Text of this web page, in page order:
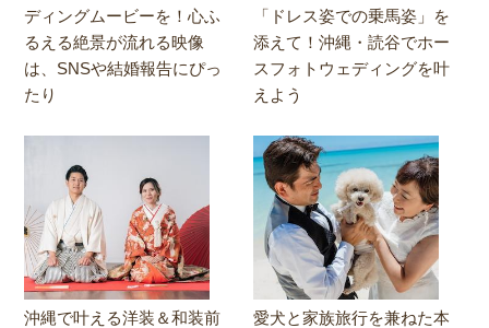
ディングムービーを！心ふ
るえる絶景が流れる映像
は、SNSや結婚報告にぴっ
たり
「ドレス姿での乗馬姿」を
添えて！沖縄・読谷でホー
スフォトウェディングを叶
えよう
沖縄で叶える洋装＆和装前
愛犬と家族旅行を兼ねた本